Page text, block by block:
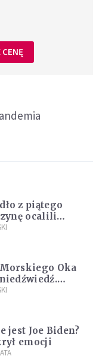
CENĘ
z piątego
ocalili
Oka
i TPN
jest Joe Biden?
emocji